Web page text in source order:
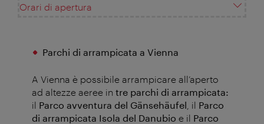
Orari di apertura
Parchi di arrampicata a Vienna
A Vienna è possibile arrampicare all’aperto
ad altezze aeree in tre parchi di arrampicata:
il Parco avventura del Gänsehäufel , il Parco
di arrampicata Isola del Danubio e il Parco